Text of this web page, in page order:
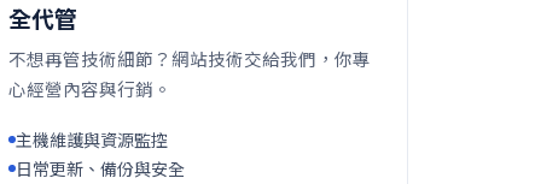
全代管
不想再管技術細節？網站技術交給我們，你專
心經營內容與行銷。
主機維護與資源監控
日常更新、備份與安全